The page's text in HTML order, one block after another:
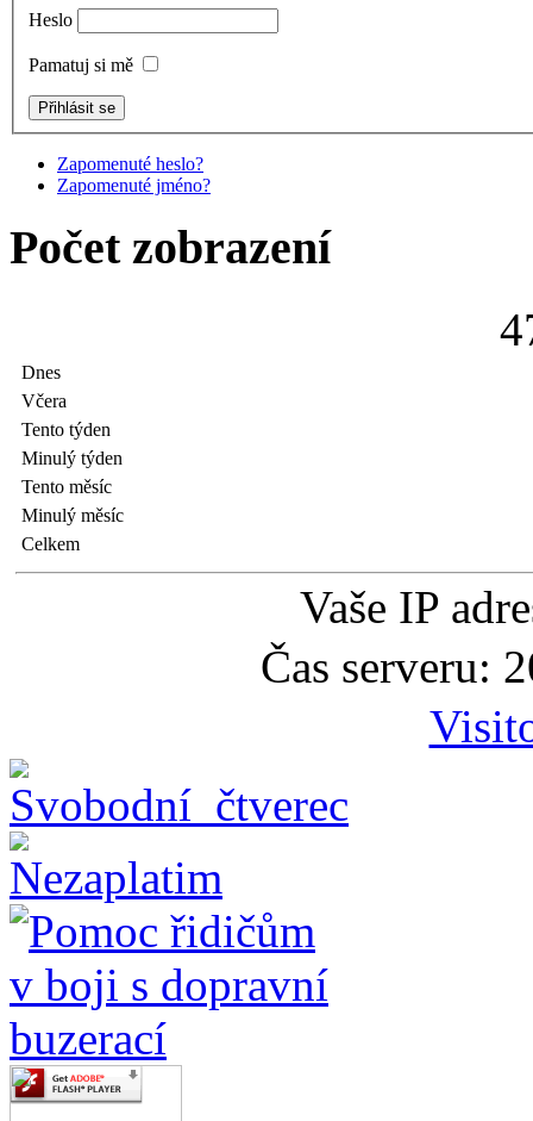
Heslo
Pamatuj si mě
Zapomenuté heslo?
Zapomenuté jméno?
Počet zobrazení
4
Dnes
Včera
Tento týden
Minulý týden
Tento měsíc
Minulý měsíc
Celkem
Vaše IP
Čas serveru: